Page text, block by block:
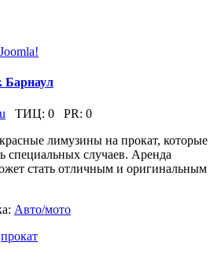
Барнаул
ТИЦ: 0 PR: 0
лимузины на прокат, которые
специальных случаев. Аренда
стать отличным и оригинальным
Авто/мото
прокат